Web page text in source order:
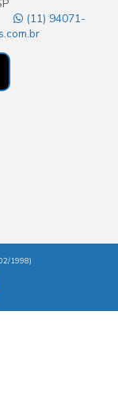
(11) 94071-
1998)